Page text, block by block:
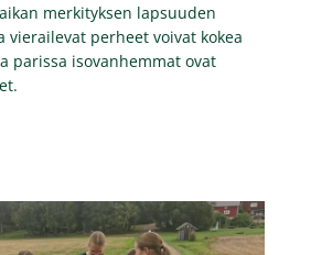
merkityksen lapsuuden
vierailevat perheet voivat kokea
parissa isovanhemmat ovat